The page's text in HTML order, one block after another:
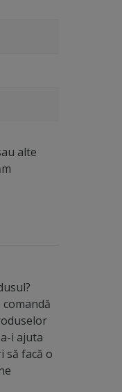
alte
i ajuta
să facă o